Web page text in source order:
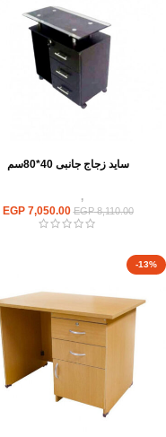
سايد زجاج جانبى 40*80سم
مكاتب,
EGP8,110.00
EGP7,050.00
-13%